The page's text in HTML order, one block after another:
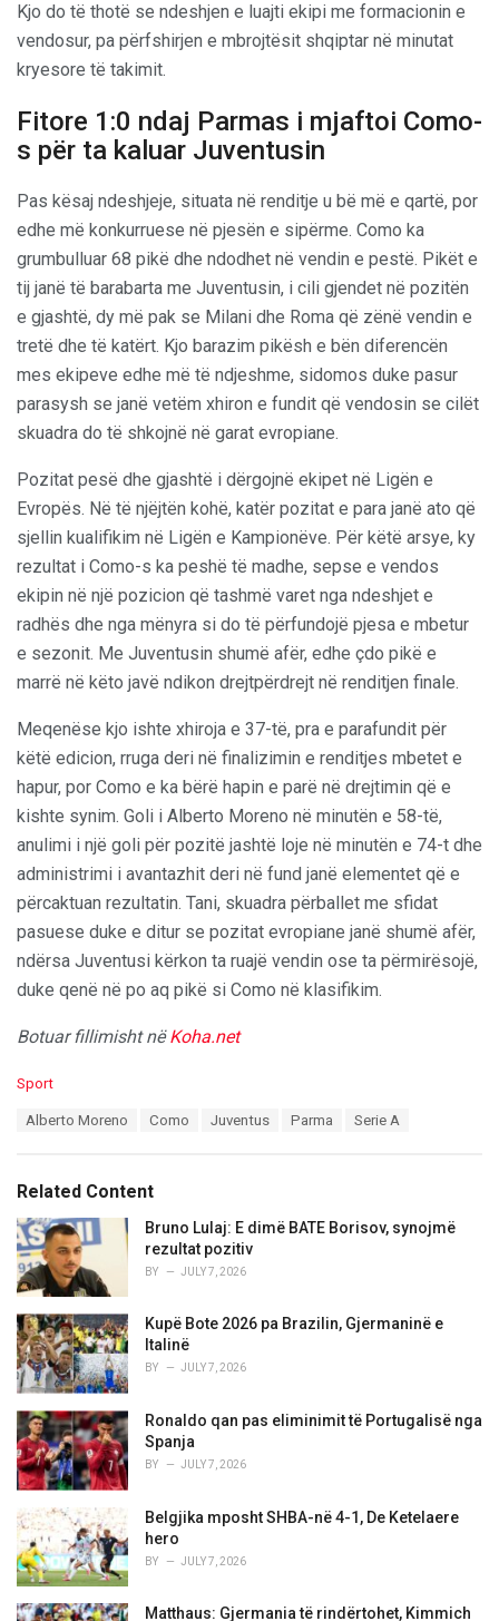
Kjo do të thotë se ndeshjen e luajti ekipi me formacionin e
vendosur, pa përfshirjen e mbrojtësit shqiptar në minutat
kryesore të takimit.
Fitore 1:0 ndaj Parmas i mjaftoi Como-
s për ta kaluar Juventusin
Pas kësaj ndeshjeje, situata në renditje u bë më e qartë, por
edhe më konkurruese në pjesën e sipërme. Como ka
grumbulluar 68 pikë dhe ndodhet në vendin e pestë. Pikët e
tij janë të barabarta me Juventusin, i cili gjendet në pozitën
e gjashtë, dy më pak se Milani dhe Roma që zënë vendin e
tretë dhe të katërt. Kjo barazim pikësh e bën diferencën
mes ekipeve edhe më të ndjeshme, sidomos duke pasur
parasysh se janë vetëm xhiron e fundit që vendosin se cilët
skuadra do të shkojnë në garat evropiane.
Pozitat pesë dhe gjashtë i dërgojnë ekipet në Ligën e
Evropës. Në të njëjtën kohë, katër pozitat e para janë ato që
sjellin kualifikim në Ligën e Kampionëve. Për këtë arsye, ky
rezultat i Como-s ka peshë të madhe, sepse e vendos
ekipin në një pozicion që tashmë varet nga ndeshjet e
radhës dhe nga mënyra si do të përfundojë pjesa e mbetur
e sezonit. Me Juventusin shumë afër, edhe çdo pikë e
marrë në këto javë ndikon drejtpërdrejt në renditjen finale.
Meqenëse kjo ishte xhiroja e 37-të, pra e parafundit për
këtë edicion, rruga deri në finalizimin e renditjes mbetet e
hapur, por Como e ka bërë hapin e parë në drejtimin që e
kishte synim. Goli i Alberto Moreno në minutën e 58-të,
anulimi i një goli për pozitë jashtë loje në minutën e 74-t dhe
administrimi i avantazhit deri në fund janë elementet që e
përcaktuan rezultatin. Tani, skuadra përballet me sfidat
pasuese duke e ditur se pozitat evropiane janë shumë afër,
ndërsa Juventusi kërkon ta ruajë vendin ose ta përmirësojë,
duke qenë në po aq pikë si Como në klasifikim.
Botuar fillimisht nëKoha.net
C
o
r
i
e
s
:
Sport
:
Alberto Moreno Como Juventus Parma Serie A
Related Content
Bruno Lulaj: E dimë BATE Borisov, synojmë
rezultat pozitiv
BY JULY 7, 2026
Kupë Bote 2026 pa Brazilin, Gjermaninë e
Italinë
BY JULY 7, 2026
Ronaldo qan pas eliminimit të Portugalisë nga
Spanja
BY JULY 7, 2026
Belgjika mposht SHBA-në 4-1, De Ketelaere
hero
BY JULY 7, 2026
Matthaus: Gjermania të rindërtohet, Kimmich